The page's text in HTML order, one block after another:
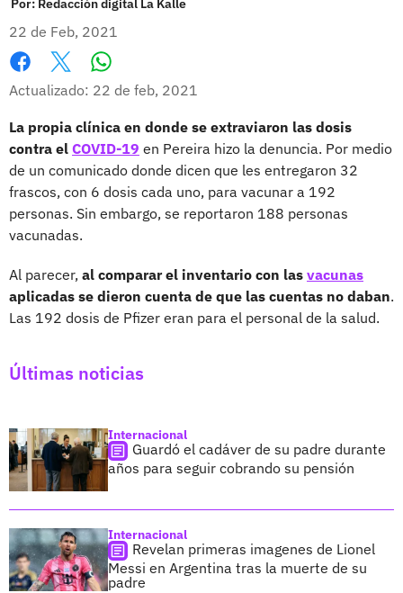
22 de Feb, 2021
Facebook
X
Actualizado: 22 de feb, 2021
La propia clínica en donde se extraviaron las dosis
contra el COVID-19 en Pereira hizo la denuncia. Por medio
de un comunicado donde dicen que les entregaron 32
frascos, con 6 dosis cada uno, para vacunar a 192
personas. Sin embargo, se reportaron 188 personas
vacunadas.
Al parecer, al comparar el inventario con las vacunas
aplicadas se dieron cuenta de que las cuentas no daban.
Las 192 dosis de Pfizer eran para el personal de la salud.
Últimas noticias
Internacional
Guardó el cadáver de su padre durante
años para seguir cobrando su pensión
Internacional
Revelan primeras imagenes de Lionel
Messi en Argentina tras la muerte de su
padre